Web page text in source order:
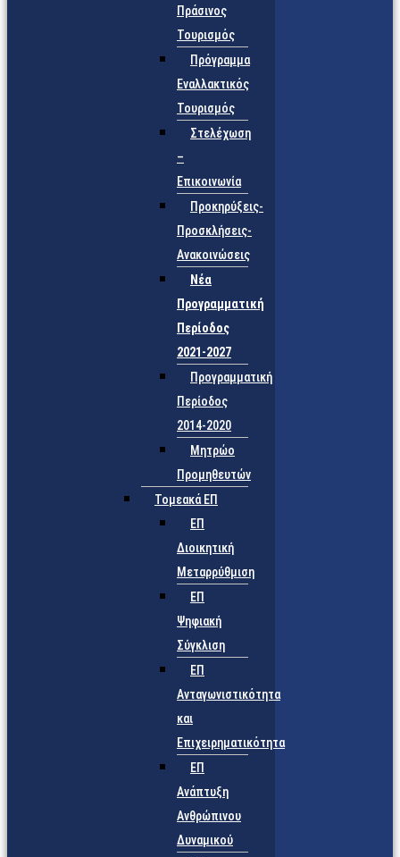
Πράσινος
Τουρισμός
Πρόγραμμα
Εναλλακτικός
Τουρισμός
Στελέχωση
–
Επικοινωνία
Προκηρύξεις-
Προσκλήσεις-
Ανακοινώσεις
Νέα
Προγραμματική
Περίοδος
2021-2027
Προγραμματική
Περίοδος
2014-2020
Μητρώο
Προμηθευτών
Τομεακά ΕΠ
ΕΠ
Διοικητική
Μεταρρύθμιση
ΕΠ
Ψηφιακή
Σύγκλιση
ΕΠ
Ανταγωνιστικότητα
και
Επιχειρηματικότητα
ΕΠ
Ανάπτυξη
Ανθρώπινου
Δυναμικού